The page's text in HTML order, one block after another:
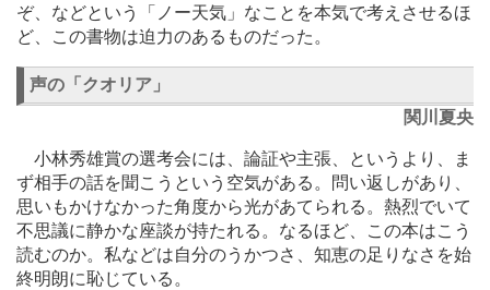
ぞ、などという「ノー天気」なことを本気で考えさせるほ
ど、この書物は迫力のあるものだった。
声の「クオリア」
関川夏央
小林秀雄賞の選考会には、論証や主張、というより、ま
ず相手の話を聞こうという空気がある。問い返しがあり、
思いもかけなかった角度から光があてられる。熱烈でいて
不思議に静かな座談が持たれる。なるほど、この本はこう
読むのか。私などは自分のうかつさ、知恵の足りなさを始
終明朗に恥じている。